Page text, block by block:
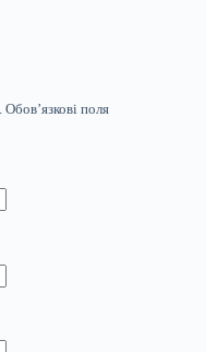
Обов’язкові поля